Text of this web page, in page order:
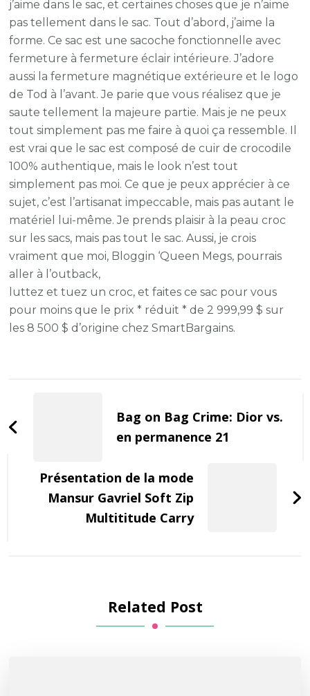
j’aime dans le sac, et certaines choses que je n’aime
pas tellement dans le sac. Tout d’abord, j’aime la
forme. Ce sac est une sacoche fonctionnelle avec
fermeture à fermeture éclair intérieure. J’adore
aussi la fermeture magnétique extérieure et le logo
de Tod à l’avant. Je parie que vous réalisez que je
saute tellement la majeure partie. Mais je ne peux
tout simplement pas me faire à quoi ça ressemble. Il
est vrai que le sac est composé de cuir de crocodile
100% authentique, mais le look n’est tout
simplement pas moi. Ce que je peux apprécier à ce
sujet, c’est l’artisanat impeccable, mais pas autant le
matériel lui-même. Je prends plaisir à la peau croc
sur les sacs, mais pas tout le sac. Aussi, je crois
vraiment que moi, Bloggin ‘Queen Megs, pourrais
aller à l’outback,
luttez et tuez un croc, et faites ce sac pour vous
pour moins que le prix * réduit * de 2 999,99 $ sur
les 8 500 $ d’origine chez SmartBargains.
NavigationBag on Bag Crime: Dior vs.
en permanence 21
Présentation de la mode
Mansur Gavriel Soft Zip
Multititude Carry
Related Post